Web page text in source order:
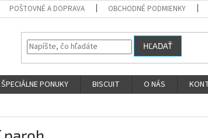
POŠTOVNÉ A DOPRAVA OBCHODNÉ PODMIENKY
HĽADAŤ
ŠPECIÁLNE PONUKY BISCUIT O NÁS